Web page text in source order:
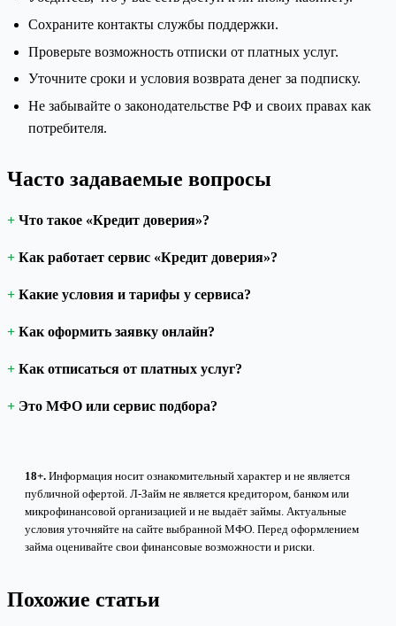
Сохраните контакты службы поддержки.
Проверьте возможность отписки от платных услуг.
Уточните сроки и условия возврата денег за подписку.
Не забывайте о законодательстве РФ и своих правах как
потребителя.
Часто задаваемые вопросы
Что такое «Кредит доверия»?
Как работает сервис «Кредит доверия»?
Какие условия и тарифы у сервиса?
Как оформить заявку онлайн?
Как отписаться от платных услуг?
Это МФО или сервис подбора?
18+. Информация носит ознакомительный характер и не является
публичной офертой. Л-Займ не является кредитором, банком или
микрофинансовой организацией и не выдаёт займы. Актуальные
условия уточняйте на сайте выбранной МФО. Перед оформлением
займа оценивайте свои финансовые возможности и риски.
Похожие статьи